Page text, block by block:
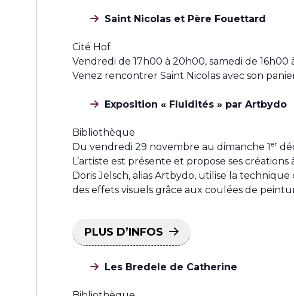
Saint Nicolas et Père Fouettard
Cité Hof
Vendredi de 17h00 à 20h00, samedi de
Venez rencontrer Saint Nicolas avec son
Exposition « Fluidités » par Artbydo
Bibliothèque
Du vendredi 29 novembre au dimanche 1er
L’artiste est présente et propose ses
Doris Jelsch, alias Artbydo, utilise la
des effets visuels grâce aux coulées de
PLUS D’INFOS
Les Bredele de Catherine